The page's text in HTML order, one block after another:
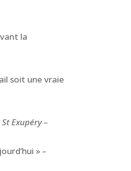
la
soit une vraie
St Exupéry –
»–